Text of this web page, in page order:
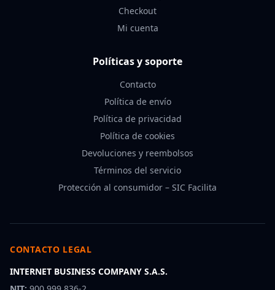
Checkout
Mi cuenta
Políticas y soporte
Contacto
Política de envío
Política de privacidad
Política de cookies
Devoluciones y reembolsos
Términos del servicio
Protección al consumidor – SIC Facilita
CONTACTO LEGAL
INTERNET BUSINESS COMPANY S.A.S.